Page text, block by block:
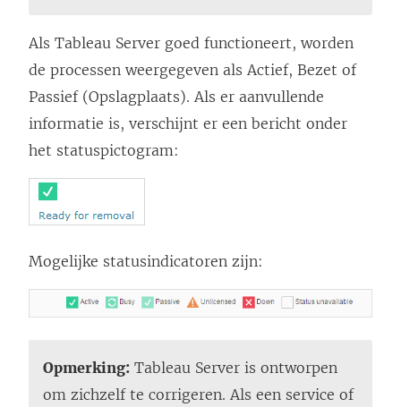
Als Tableau Server goed functioneert, worden
de processen weergegeven als Actief, Bezet of
Passief (Opslagplaats). Als er aanvullende
informatie is, verschijnt er een bericht onder
het statuspictogram:
Mogelijke statusindicatoren zijn:
Opmerking: Tableau Server is ontworpen
om zichzelf te corrigeren. Als een service of